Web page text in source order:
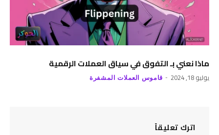
ماذا نعني بـ التفوق في سياق العملات الرقمية
يوليو 18, 2024 قاموس العملات المشفرة
اترك تعليقاً